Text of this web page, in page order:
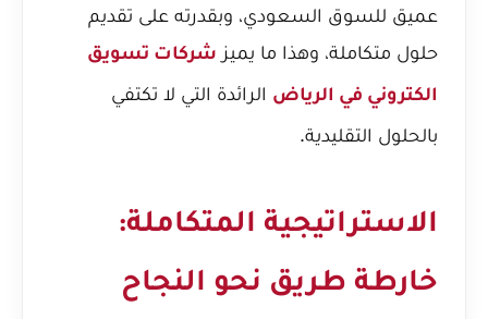
عميق للسوق السعودي، وبقدرته على تقديم
حلول متكاملة، وهذا ما يميز شركات تسويق
الكتروني في الرياض الرائدة التي لا تكتفي
بالحلول التقليدية.
الاستراتيجية المتكاملة:
خارطة طريق نحو النجاح